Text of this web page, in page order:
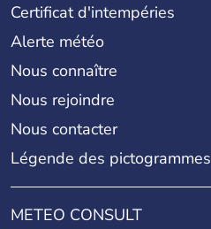
Certificat d'intempéries
Alerte météo
Nous connaître
Nous rejoindre
Nous contacter
Légende des pictogrammes
METEO CONSULT